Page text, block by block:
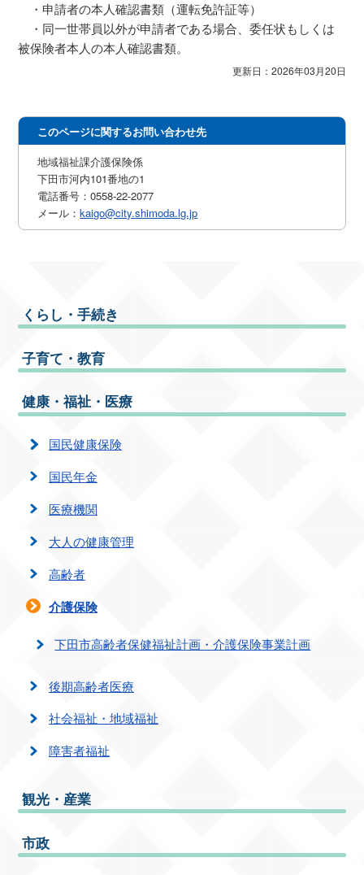
・申請者の本人確認書類（運転免許証等）
・同一世帯員以外が申請者である場合、委任状もしくは
被保険者本人の本人確認書類。
更新日：2026年03月20日
このページに関するお問い合わせ先
地域福祉課介護保険係
下田市河内101番地の1
電話番号：0558-22-2077
メール：kaigo@city.shimoda.lg.jp
くらし・手続き
子育て・教育
健康・福祉・医療
国民健康保険
国民年金
医療機関
大人の健康管理
高齢者
介護保険
下田市高齢者保健福祉計画・介護保険事業計画
後期高齢者医療
社会福祉・地域福祉
障害者福祉
観光・産業
市政